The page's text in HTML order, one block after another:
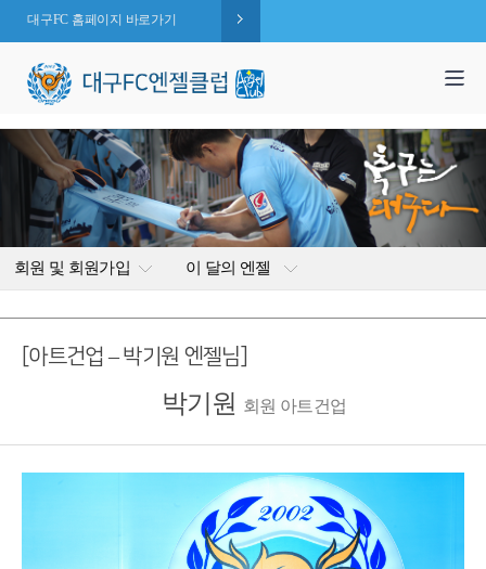
대구FC 홈페이지 바로가기
회원 및 회원가입 이 달의 엔젤
[아트건업 – 박기원 엔젤님]
박기원 회원 아트건업